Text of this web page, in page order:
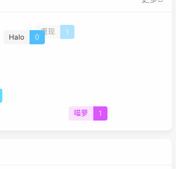
0
喵萝 1
重现